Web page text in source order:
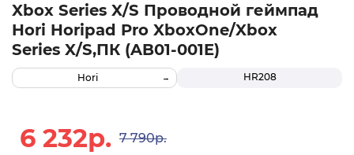
Xbox Series X/S Проводной геймпад
Hori Horipad Pro XboxOne/Xbox
Series X/S,ПК (AB01-001E)
HR208
Hori
6 232р. 7 790р.